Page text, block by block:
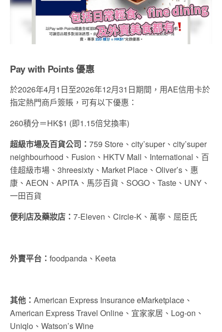
Pay with Points 優惠
於2026年4月1日至2026年12月31日期間，用AE信用卡於
指定熱門商戶簽賬，可有以下優惠：
260積分＝HK$1 (即1.15倍兌換率)
超級市場及百貨公司： 759 Store、city’super、city’super
neighbourhood、Fusion、HKTV Mall、International、百
佳超級市場、3hreesixty、Market Place、Oliver’s、惠
康、AEON、APITA、馬莎百貨、SOGO、Taste、UNY、
一田百貨
便利店及藥妝店： 7-Eleven、Circle-K、萬寧、屈臣氏
外賣平台： foodpanda、Keeta
其他： American Express Insurance eMarketplace、
American Express Travel Online、宜家家居、Log-on、
Uniqlo、Watson’s Wine